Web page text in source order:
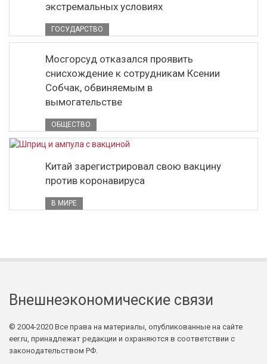
экстремальных условиях
ГОСУДАРСТВО
Мосгорсуд отказался проявить
снисхождение к сотрудникам Ксении
Собчак, обвиняемым в
вымогательстве
ОБЩЕСТВО
Китай зарегистрировал свою вакцину
против коронавируса
В МИРЕ
Внешнеэкономические связи
© 2004-2020 Все права на материалы, опубликованные на сайте
eer.ru, принадлежат редакции и охраняются в соответствии с
законодательством РФ.